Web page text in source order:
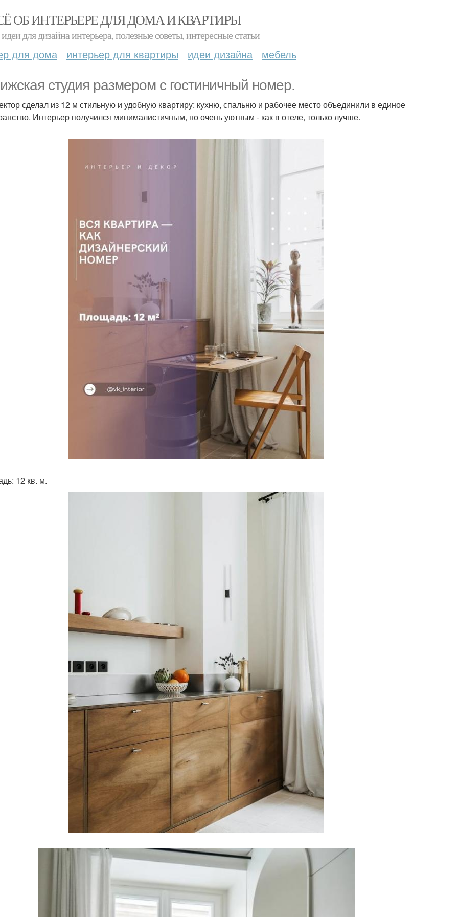
ОБ ИНТЕРЬЕРЕ ДЛЯ ДОМА И КВАРТИРЫ
для дизайна интерьера, полезные советы, интересные статьи
для дома интерьер для квартиры идеи дизайна мебель
студия размером с гостиничный номер.
сделал из 12 м стильную и удобную квартиру: кухню, спальню и рабочее место объединили в единое
Интерьер получился минималистичным, но очень уютным - как в отеле, только лучше.
12 кв. м.